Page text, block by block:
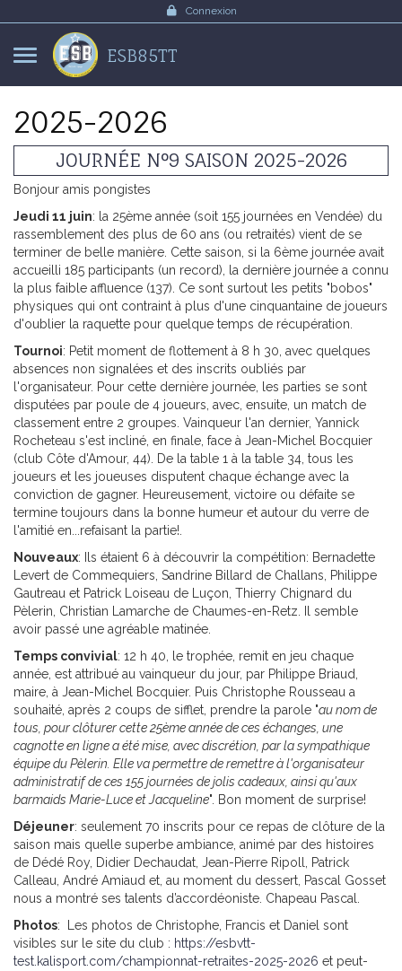
Connexion
ESB85TT
2025-2026
JOURNÉE N°9 SAISON 2025-2026
Bonjour amis pongistes
Jeudi 11 juin: la 25ème année (soit 155 journées en Vendée) du
rassemblement des plus de 60 ans (ou retraités) vient de se
terminer de belle manière. Cette saison, si la 6ème journée avait
accueilli 185 participants (un record), la dernière journée a connu
la plus faible affluence (137). Ce sont surtout les petits "bobos"
physiques qui ont contraint à plus d'une cinquantaine de joueurs
d'oublier la raquette pour quelque temps de récupération.
Tournoi: Petit moment de flottement à 8 h 30, avec quelques
absences non signalées et des inscrits oubliés par
l'organisateur. Pour cette dernière journée, les parties se sont
disputées par poule de 4 joueurs, avec, ensuite, un match de
classement entre 2 groupes. Vainqueur l'an dernier, Yannick
Rocheteau s'est incliné, en finale, face à Jean-Michel Bocquier
(club Côte d'Amour, 44). De la table 1 à la table 34, tous les
joueurs et les joueuses disputent chaque échange avec la
conviction de gagner. Heureusement, victoire ou défaite se
termine toujours dans la bonne humeur et autour du verre de
l'amitié en...refaisant la partie!.
Nouveaux: Ils étaient 6 à découvrir la compétition: Bernadette
Levert de Commequiers, Sandrine Billard de Challans, Philippe
Gautreau et Patrick Loiseau de Luçon, Thierry Chignard du
Pèlerin, Christian Lamarche de Chaumes-en-Retz. Il semble
avoir passé une agréable matinée.
Temps convivial: 12 h 40, le trophée, remit en jeu chaque
année, est attribué au vainqueur du jour, par Philippe Briaud,
maire, à Jean-Michel Bocquier. Puis Christophe Rousseau a
souhaité, après 2 coups de sifflet, prendre la parole "au nom de
tous, pour clôturer cette 25ème année de ces échanges, une
cagnotte en ligne a été mise, avec discrétion, par la sympathique
équipe du Pèlerin. Elle va permettre de remettre à l'organisateur
administratif de ces 155 journées de jolis cadeaux, ainsi qu'aux
barmaids Marie-Luce et Jacqueline". Bon moment de surprise!
Déjeuner: seulement 70 inscrits pour ce repas de clôture de la
saison mais quelle superbe ambiance, animé par des histoires
de Dédé Roy, Didier Dechaudat, Jean-Pierre Ripoll, Patrick
Calleau, André Amiaud et, au moment du dessert, Pascal Gosset
nous a montré ses talents d’accordéoniste. Chapeau Pascal.
Photos: Les photos de Christophe, Francis et Daniel sont
visibles sur le site du club : https://esbvtt-
test.kalisport.com/championnat-retraites-2025-2026 et peut-
Panneau de gestion des cookies